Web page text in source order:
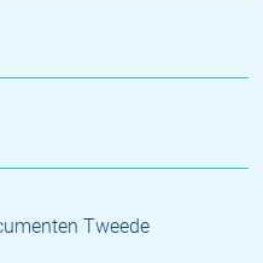
Tweede